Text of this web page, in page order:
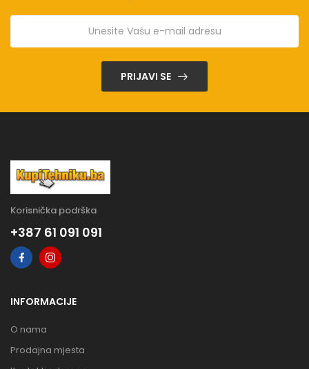
PRIJAVI SE
Korisnička podrška
+387 61 091 091
INFORMACIJE
O nama
Prodajna mjesta